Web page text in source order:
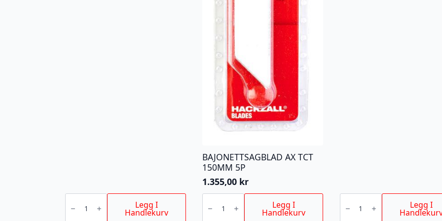
BAJONETTSAGBLAD
TCT Legg I
Handlekurv
BAJONETTSAGBLAD AX TCT
150MM 5P
1.355,00 kr
BAJONETTSAGBLAD
TCT Legg I
Handlekurv
BAJONETTSAGBLAD
TCT Legg I